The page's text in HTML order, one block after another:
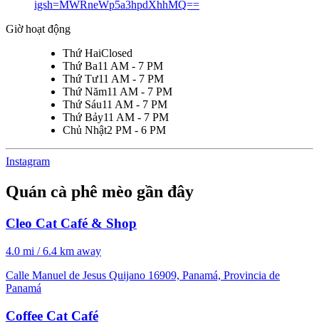
igsh=MWRneWp5a3hpdXhhMQ==
Giờ hoạt động
Thứ HaiClosed
Thứ Ba11 AM - 7 PM
Thứ Tư11 AM - 7 PM
Thứ Năm11 AM - 7 PM
Thứ Sáu11 AM - 7 PM
Thứ Bảy11 AM - 7 PM
Chủ Nhật2 PM - 6 PM
Instagram
Quán cà phê mèo gần đây
Cleo Cat Café & Shop
4.0 mi / 6.4 km away
Calle Manuel de Jesus Quijano 16909, Panamá, Provincia de
Panamá
Coffee Cat Café